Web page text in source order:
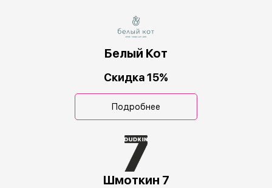
Белый Кот
Скидка 15%
Подробнее
Шмоткин 7